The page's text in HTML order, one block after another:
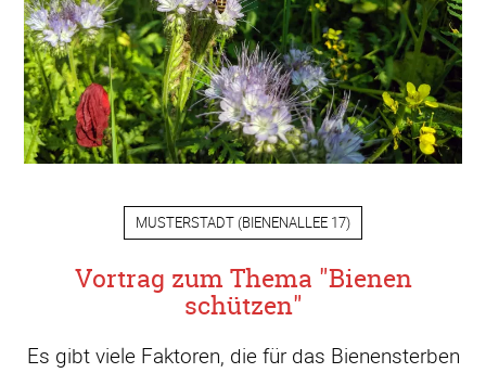
MUSTERSTADT (BIENENALLEE 17)
Vortrag zum Thema "Bienen
schützen"
Es gibt viele Faktoren, die für das Bienensterben